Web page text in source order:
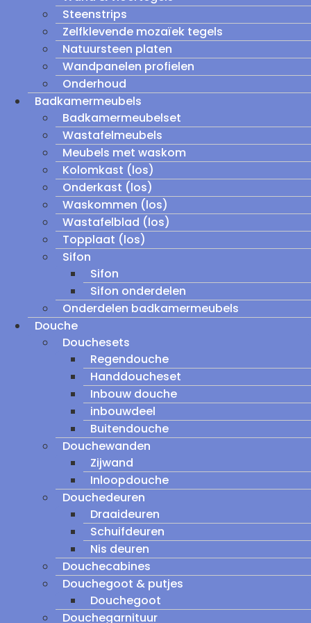
Steenstrips
Zelfklevende mozaïek tegels
Natuursteen platen
Wandpanelen profielen
Onderhoud
Badkamermeubels
Badkamermeubelset
Wastafelmeubels
Meubels met waskom
Kolomkast (los)
Onderkast (los)
Waskommen (los)
Wastafelblad (los)
Topplaat (los)
Sifon
Sifon
Sifon onderdelen
Onderdelen badkamermeubels
Douche
Douchesets
Regendouche
Handdoucheset
Inbouw douche
inbouwdeel
Buitendouche
Douchewanden
Zijwand
Inloopdouche
Douchedeuren
Draaideuren
Schuifdeuren
Nis deuren
Douchecabines
Douchegoot & putjes
Douchegoot
Douchegarnituur